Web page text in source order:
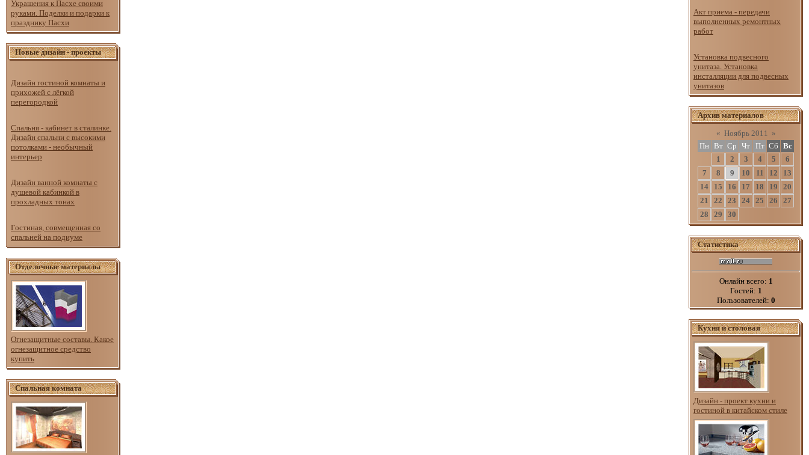
Украшения к Пасхе своими
руками. Поделки и подарки к
празднику Пасхи
Новые дизайн - проекты
Дизайн гостиной комнаты и
прихожей с лёгкой
перегородкой
Спальня - кабинет в сталинке.
Дизайн спальни с высокими
потолками - необычный
интерьер
Дизайн ванной комнаты с
душевой кабинкой в
прохладных тонах
Гостиная, совмещенная со
спальней на подиуме
Отделочные материалы
Огнезащитные составы. Какое
огнезащитное средство
купить
Спальная комната
Акт приема - передачи
выполненных ремонтных
работ
Установка подвесного
унитаза. Установка
инсталляции для подвесных
унитазов
Архив материалов
« Ноябрь 2011
»
Пн Вт Ср Чт Пт Сб Вс
1
2 3 4 5
6
7
8 9 10 11 12
13
14
15 16 17 18 19
20
21
22 23 24 25 26
27
28
29 30
Статистика
Онлайн всего: 1
Гостей: 1
Пользователей: 0
Кухня и столовая
Дизайн - проект кухни и
гостиной в китайском стиле